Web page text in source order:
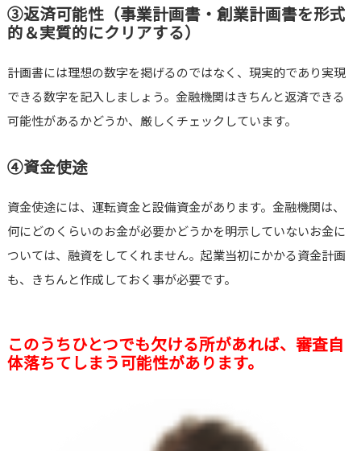
③返済可能性（事業計画書・創業計画書を形式
的＆実質的にクリアする）
計画書には理想の数字を掲げるのではなく、現実的であり実現
できる数字を記入しましょう。金融機関はきちんと返済できる
可能性があるかどうか、厳しくチェックしています。
④資金使途
資金使途には、運転資金と設備資金があります。金融機関は、
何にどのくらいのお金が必要かどうかを明示していないお金に
ついては、融資をしてくれません。起業当初にかかる資金計画
も、きちんと作成しておく事が必要です。
このうちひとつでも欠ける所があれば、審査自
体落ちてしまう可能性があります。